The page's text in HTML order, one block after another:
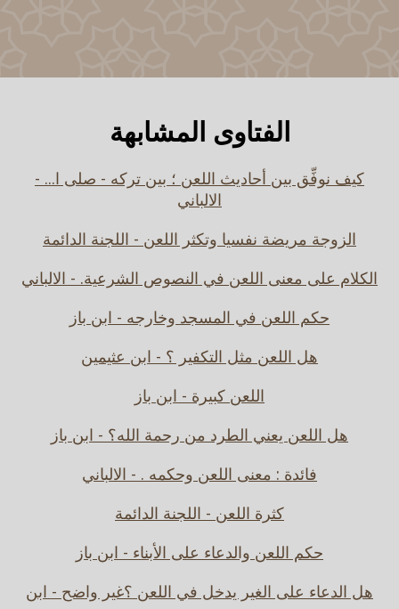
الفتاوى المشابهة
كيف نوفِّق بين أحاديث اللعن ؛ بين تركه - صلى ا... -
الالباني
الزوجة مريضة نفسيا وتكثر اللعن - اللجنة الدائمة
الكلام على معنى اللعن في النصوص الشرعية. - الالباني
حكم اللعن في المسجد وخارجه - ابن باز
هل اللعن مثل التكفير ؟ - ابن عثيمين
اللعن كبيرة - ابن باز
هل اللعن يعني الطرد من رحمة الله؟ - ابن باز
فائدة : معنى اللعن وحكمه . - الالباني
كثرة اللعن - اللجنة الدائمة
حكم اللعن والدعاء على الأبناء - ابن باز
هل الدعاء على الغير يدخل في اللعن ؟غير واضح - ابن